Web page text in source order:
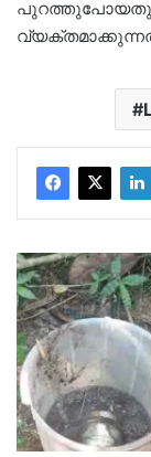
പുറത്തുപോയതും
കോഴിക്കോട്
വളയത്തെ
ലീഗ്
കേന്ദ്രത്തിൽ
നിന്ന്
സ്റ്റീൽ
ബോംബുകൾ
കണ്ടെത്തി